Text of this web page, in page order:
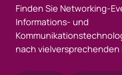
Finden Sie Networking-
Informations- und
nach